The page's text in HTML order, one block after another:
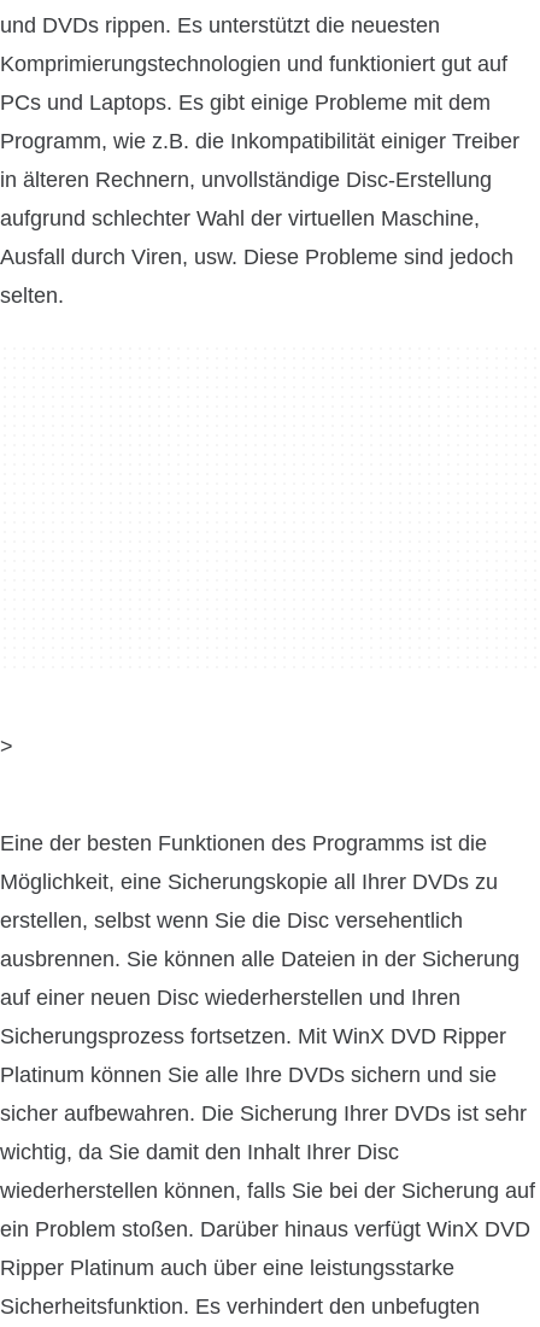
und DVDs rippen. Es unterstützt die neuesten
Komprimierungstechnologien und funktioniert gut auf
PCs und Laptops. Es gibt einige Probleme mit dem
Programm, wie z.B. die Inkompatibilität einiger Treiber
in älteren Rechnern, unvollständige Disc-Erstellung
aufgrund schlechter Wahl der virtuellen Maschine,
Ausfall durch Viren, usw. Diese Probleme sind jedoch
selten.
>
Eine der besten Funktionen des Programms ist die
Möglichkeit, eine Sicherungskopie all Ihrer DVDs zu
erstellen, selbst wenn Sie die Disc versehentlich
ausbrennen. Sie können alle Dateien in der Sicherung
auf einer neuen Disc wiederherstellen und Ihren
Sicherungsprozess fortsetzen. Mit WinX DVD Ripper
Platinum können Sie alle Ihre DVDs sichern und sie
sicher aufbewahren. Die Sicherung Ihrer DVDs ist sehr
wichtig, da Sie damit den Inhalt Ihrer Disc
wiederherstellen können, falls Sie bei der Sicherung auf
ein Problem stoßen. Darüber hinaus verfügt WinX DVD
Ripper Platinum auch über eine leistungsstarke
Sicherheitsfunktion. Es verhindert den unbefugten